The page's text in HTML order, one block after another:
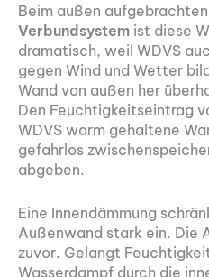
Beim außen aufgebrachten
Verbundsystem ist diese
dramatisch, weil WDVS
gegen Wind und Wetter
Wand von außen her
Den Feuchtigkeitseintrag
WDVS warm gehaltene
gefahrlos
abgeben.
Eine Innendämmung
Außenwand stark ein. Die
zuvor. Gelangt
Wasserdampf durch die